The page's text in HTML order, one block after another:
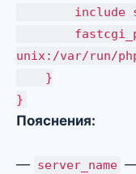
include
unix:/var/run/
}
}
Пояснения:
— server_name —